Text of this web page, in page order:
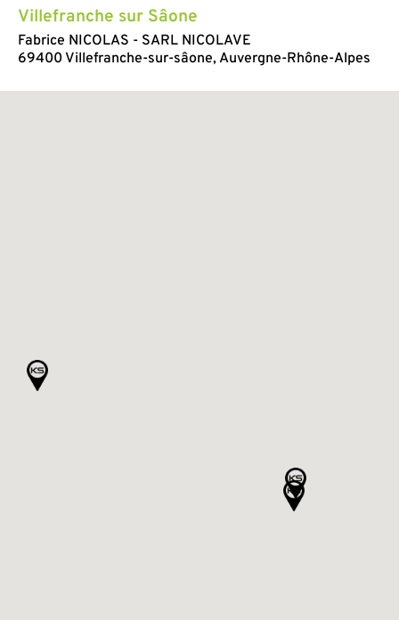
Villefranche sur Sâone
Fabrice NICOLAS - SARL NICOLAVE
69400 Villefranche-sur-sâone, Auvergne-Rhône-Alpes
Itinéraire